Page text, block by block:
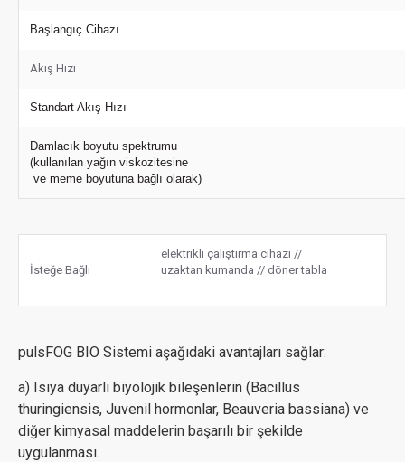
Başlangıç Cihazı
Akış Hızı
Standart Akış Hızı
Damlacık boyutu spektrumu
(kullanılan yağın viskozitesine
ve meme boyutuna bağlı olarak)
İsteğe Bağlı
elektrikli çalıştırma cihazı //
uzaktan kumanda // döner tabla
pulsFOG BIO Sistemi aşağıdaki avantajları sağlar:
a) Isıya duyarlı biyolojik bileşenlerin (Bacillus
thuringiensis, Juvenil hormonlar, Beauveria bassiana) ve
diğer kimyasal maddelerin başarılı bir şekilde
uygulanması.